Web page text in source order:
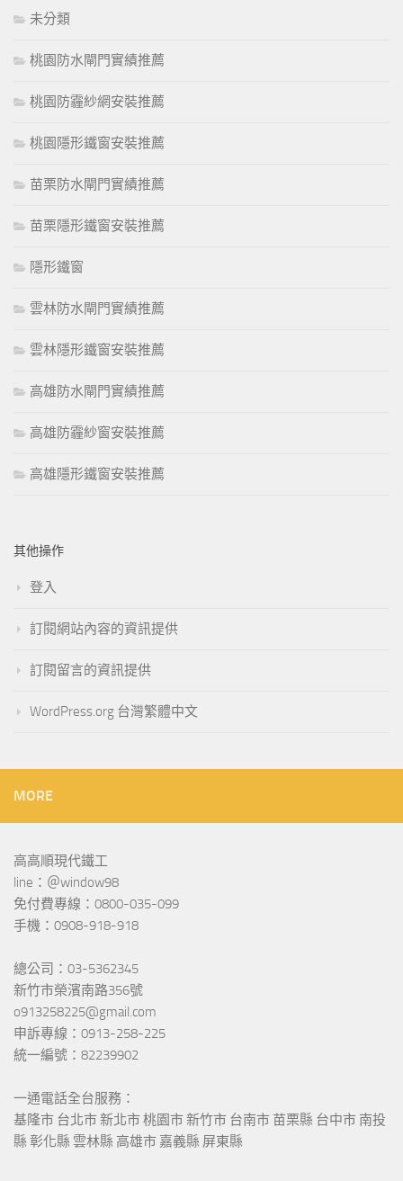
未分類
桃園防水閘門實績推薦
桃園防霾紗網安裝推薦
桃園隱形鐵窗安裝推薦
苗栗防水閘門實績推薦
苗栗隱形鐵窗安裝推薦
隱形鐵窗
雲林防水閘門實績推薦
雲林隱形鐵窗安裝推薦
高雄防水閘門實績推薦
高雄防霾紗窗安裝推薦
高雄隱形鐵窗安裝推薦
其他操作
登入
訂閱網站內容的資訊提供
訂閱留言的資訊提供
WordPress.org 台灣繁體中文
MORE
高高順現代鐵工
line：＠window98
免付費專線：0800-035-099
手機：0908-918-918
總公司：03-5362345
新竹市榮濱南路356號
o913258225@gmail.com
申訴專線：0913-258-225
統一編號：82239902
一通電話全台服務：
基隆市 台北市 新北市 桃園市 新竹市 台南市 苗栗縣 台中市 南投
縣 彰化縣 雲林縣 高雄市 嘉義縣 屏東縣